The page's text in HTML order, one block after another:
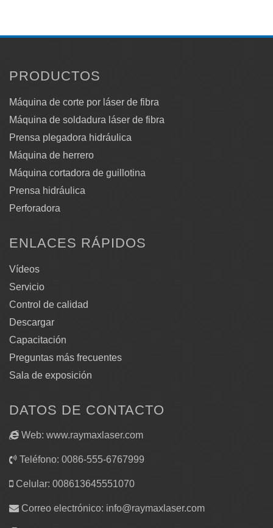
PRODUCTOS
Máquina de corte por láser de fibra
Máquina de soldadura láser de fibra
Prensa plegadora hidráulica
Máquina de herrero
Máquina cortadora de guillotina
Prensa hidráulica
Perforadora
ENLACES RÁPIDOS
Vídeos
Servicio
Control de calidad
Descargar
Capacitación
Preguntas más frecuentes
Sala de exposición
DATOS DE CONTACTO
Web: www.raymaxlaser.com
Teléfono: 0086-555-6767999
Celular: 008613645551070
Correo electrónico: info@raymaxlaser.com